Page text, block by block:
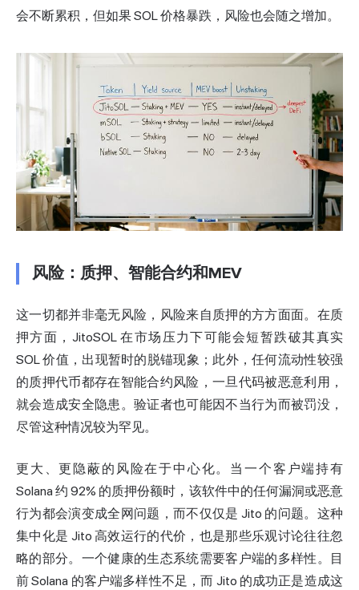
会不断累积，但如果 SOL 价格暴跌，风险也会随之增加。
风险：质押、智能合约和MEV
这一切都并非毫无风险，风险来自质押的方方面面。在质
押方面，JitoSOL 在市场压力下可能会短暂跌破其真实
SOL 价值，出现暂时的脱锚现象；此外，任何流动性较强
的质押代币都存在智能合约风险，一旦代码被恶意利用，
就会造成安全隐患。验证者也可能因不当行为而被罚没，
尽管这种情况较为罕见。
更大、更隐蔽的风险在于中心化。当一个客户端持有
Solana 约 92% 的质押份额时，该软件中的任何漏洞或恶意
行为都会演变成全网问题，而不仅仅是 Jito 的问题。这种
集中化是 Jito 高效运行的代价，也是那些乐观讨论往往忽
略的部分。一个健康的生态系统需要客户端的多样性。目
前 Solana 的客户端多样性不足，而 Jito 的成功正是造成这